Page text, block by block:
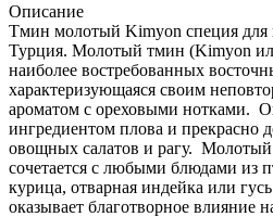
Описание
Тмин молотый Kimyon специя для
Турция. Молотый тмин (Kimyon
наиболее востребованных
характеризующаяся своим
ароматом с ореховыми нотками.
ингредиентом плова и прекрасно
овощных салатов и рагу.
сочетается с любыми блюдами из
курица, отварная индейка или
оказывает благотворное влияние